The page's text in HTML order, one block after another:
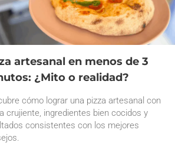
artesanal en menos de 3
¿Mito o realidad?
cómo lograr una pizza artesanal con
crujiente, ingredientes bien cocidos y
consistentes con los mejores